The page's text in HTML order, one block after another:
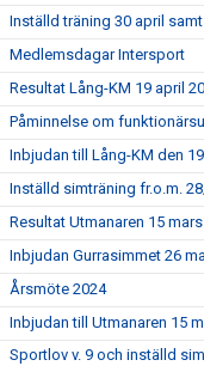
Inställd träning 30 april
Medlemsdagar Intersport
Resultat Lång-KM 19 april
Påminnelse om
Inbjudan till Lång-KM den
Inställd simträning fr.o.m.
Resultat Utmanaren 15
Inbjudan Gurrasimmet 26
Årsmöte 2024
Inbjudan till Utmanaren 15
Sportlov v. 9 och inställd